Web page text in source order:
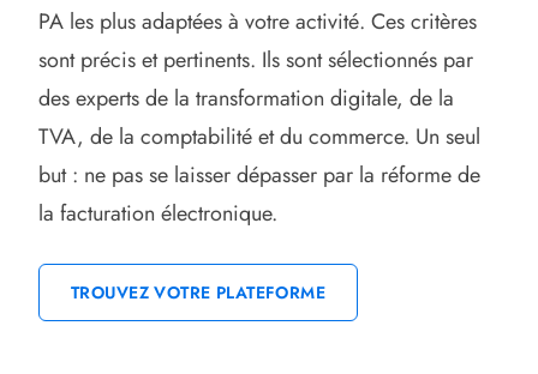
PA les plus adaptées à votre activité. Ces critères
sont précis et pertinents. Ils sont sélectionnés par
des experts de la transformation digitale, de la
TVA, de la comptabilité et du commerce. Un seul
but : ne pas se laisser dépasser par la réforme de
la facturation électronique.
TROUVEZ VOTRE PLATEFORME